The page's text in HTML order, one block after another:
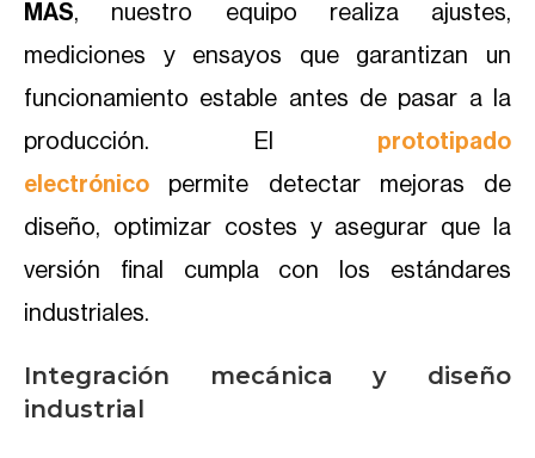
MAS, nuestro equipo realiza ajustes,
mediciones y ensayos que garantizan un
funcionamiento estable antes de pasar a la
producción. El prototipado
electrónico permite detectar mejoras de
diseño, optimizar costes y asegurar que la
versión final cumpla con los estándares
industriales.
Integración mecánica y diseño
industrial